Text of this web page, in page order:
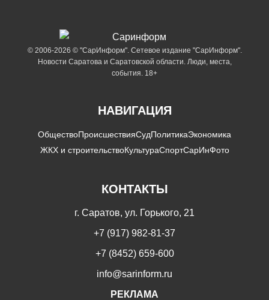
© 2006-2026 © "СарИнформ". Сетевое издание "СарИнформ".
Новости Саратова и Саратовской области. Люди, места,
события. 18+
НАВИГАЦИЯ
ОбществоПроисшествияСудПолитикаЭкономика
ЖКХ и строительствоКультураСпортСарИнФото
КОНТАКТЫ
г. Саратов, ул. Горького, 21
+7 (917) 982-81-37
+7 (8452) 659-600
info@sarinform.ru
РЕКЛАМА